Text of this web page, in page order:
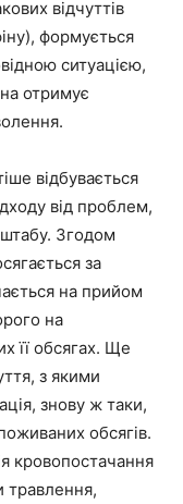
відчуттів
формується
ситуацією,
отримує
відбувається
від проблем,
Згодом
за
на прийом
на
її обсягах. Ще
з якими
знову ж таки,
обсягів.
кровопостачання
травлення,